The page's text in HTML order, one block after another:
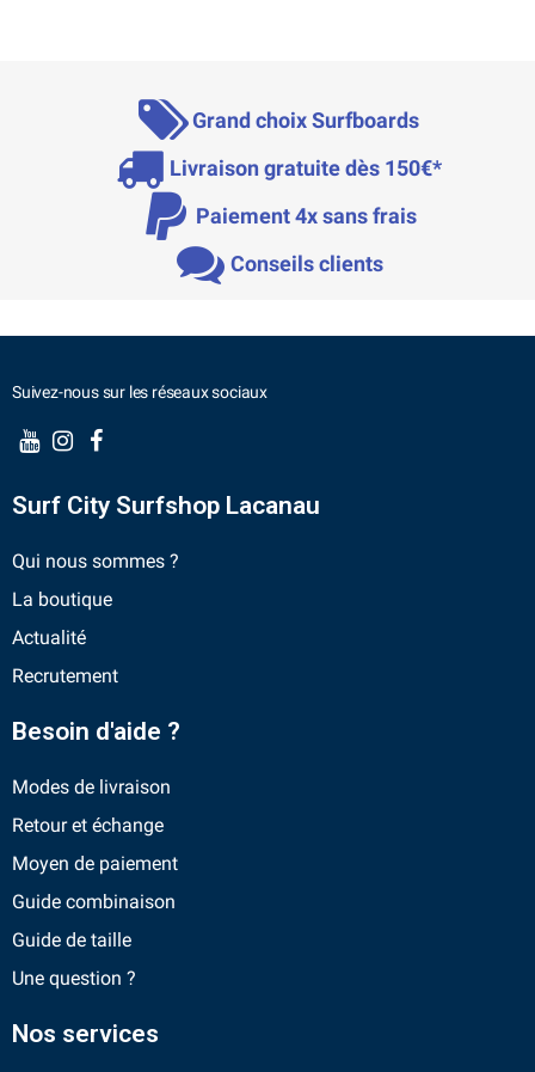
Grand choix Surfboards
Livraison gratuite dès 150€*
Paiement 4x sans frais
Conseils clients
Suivez-nous sur les réseaux sociaux
Surf City Surfshop Lacanau
Qui nous sommes ?
La boutique
Actualité
Recrutement
Besoin d'aide ?
Modes de livraison
Retour et échange
Moyen de paiement
Guide combinaison
Guide de taille
Une question ?
Nos services